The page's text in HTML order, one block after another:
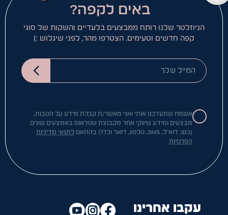
באים לקפה?
הניוזלטר שלנו רותח ממבצעים בלעדיים והשקות של סוגי
קפה חדשים וטעימים. הצטרפו מהר, לפני שיגלוש :)
המייל שלך
אשמח שתעדכנו אותי ואני מאשר/ת קבלת מידע על הטבות,
מבצעים ומידע שיווקי אחר מקבוצת שטראוס באמצעים שונים
(כגון: דוא"ל, SMS, טלפון, דואר וכדו') בהתאם
לתנאי מדיניות
הפרטיות
עקבו אחרינו